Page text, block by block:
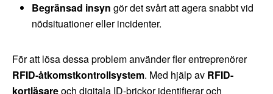
Begränsad insyn gör det svårt att agera snabbt vid
nödsituationer eller incidenter.
För att lösa dessa problem använder fler entreprenörer
RFID-åtkomstkontrollsystem. Med hjälp av RFID-
kortläsareoch digitala ID-brickor identifierar och